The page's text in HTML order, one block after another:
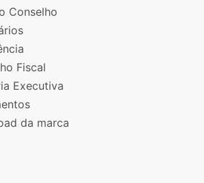
Conselho
Fiscal
Executiva
da marca